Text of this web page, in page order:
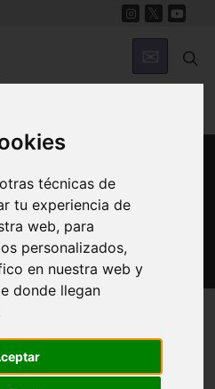
técnicas de
tu experiencia de
web, para
personalizados,
en nuestra web y
donde llegan
Las Peñas